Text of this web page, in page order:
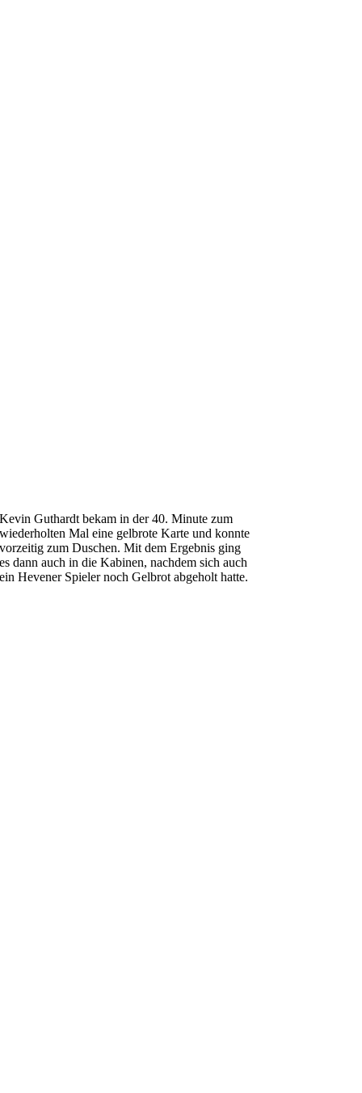
Kevin Guthardt bekam in der 40. Minute zum
wiederholten Mal eine gelbrote Karte und konnte
vorzeitig zum Duschen. Mit dem Ergebnis ging
es dann auch in die Kabinen, nachdem sich auch
ein Hevener Spieler noch Gelbrot abgeholt hatte.